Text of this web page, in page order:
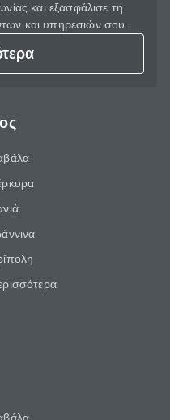
και εξασφάλισε τη
και υπηρεσιών σου.